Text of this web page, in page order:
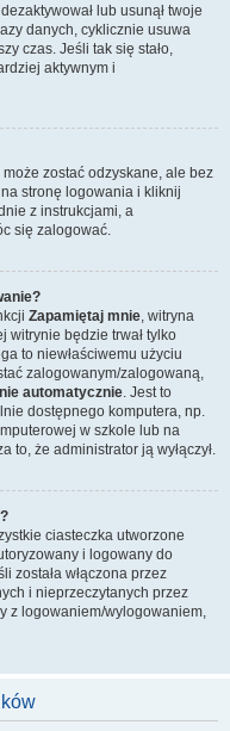
lub usunął twoje
danych, cyklicznie usuwa
czas. Jeśli tak się stało,
aktywnym i
zostać odzyskane, ale bez
stronę logowania i kliknij
z instrukcjami, a
się zalogować.
Zapamiętaj mnie, witryna
witrynie będzie trwał tylko
to niewłaściwemu użyciu
zalogowanym/zalogowaną,
automatycznie. Jest to
dostępnego komputera, np.
w szkole lub na
to, że administrator ją wyłączył.
?
ciasteczka utworzone
i logowany do
została włączona przez
i nieprzeczytanych przez
z logowaniem/wylogowaniem,